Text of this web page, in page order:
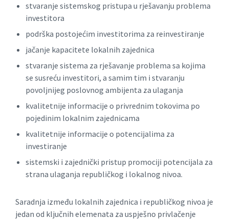
stvaranje sistemskog pristupa u rješavanju problema
investitora
podrška postojećim investitorima za reinvestiranje
jačanje kapacitete lokalnih zajednica
stvaranje sistema za rješavanje problema sa kojima
se susreću investitori, a samim tim i stvaranju
povoljnijeg poslovnog ambijenta za ulaganja
kvalitetnije informacije o privrednim tokovima po
pojedinim lokalnim zajednicama
kvalitetnije informacije o potencijalima za
investiranje
sistemski i zajednički pristup promociji potencijala za
strana ulaganja republičkog i lokalnog nivoa.
Saradnja između lokalnih zajednica i republičkog nivoa je
jedan od ključnih elemenata za uspješno privlačenje